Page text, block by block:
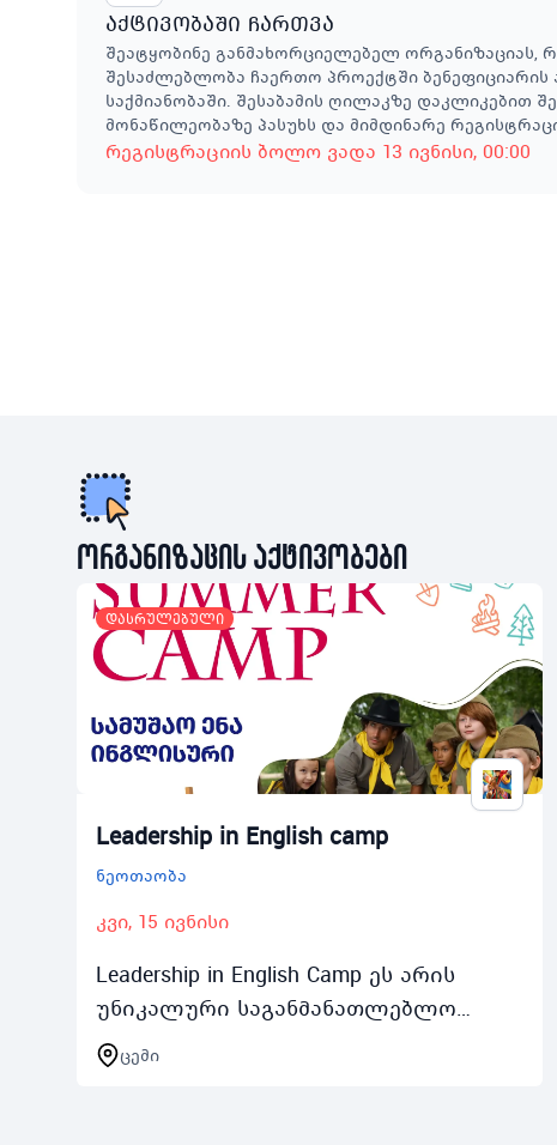
აქტივობაში ჩართვა
შეატყობინე განმახორციელებელ ორგანიზაციას,
შესაძლებლობა ჩაერთო პროექტში ბენეფიციარის
საქმიანობაში. შესაბამის ღილაკზე დაკლიკებით
მონაწილეობაზე პასუხს და მიმდინარე
რეგისტრაციის ბოლო ვადა 13 ივნისი, 00:00
ორგანიზაცის აქტივობები
დასრულებული
Leadership in English camp
ნეოთაობა
კვი, 15 ივნისი
Leadership in English Camp ეს არის
უნიკალური საგანმანათლებლო
საზაფხულო ინგლისურ ენოვანი
ბანაკი 10დან 16 წლამდე
ცემი